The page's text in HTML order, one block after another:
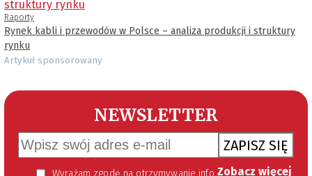
Raporty
Rynek kabli i przewodów w Polsce – analiza produkcji i struktury
rynku
Artykuł sponsorowany
NEWSLETTER
ZAPISZ SIĘ
Wyrażam zgodę na otrzymywanie informacji handlowej kierowanej do mnie za pomocą środków komunikacji elektronicznej w szczególności poczty elektronicznej zgodnie z przepisem art. 10 ust 2 ustawy z dnia 18 lipca 2002 roku o świadczeniu usług drogą elektroniczną (Dz. U. 144 z 2002 r. poz. 1204). Zgoda jest dobrowolna, jednak jej wyrażenie jest konieczne, aby otrzymywać newsletter. Zobacz więcej